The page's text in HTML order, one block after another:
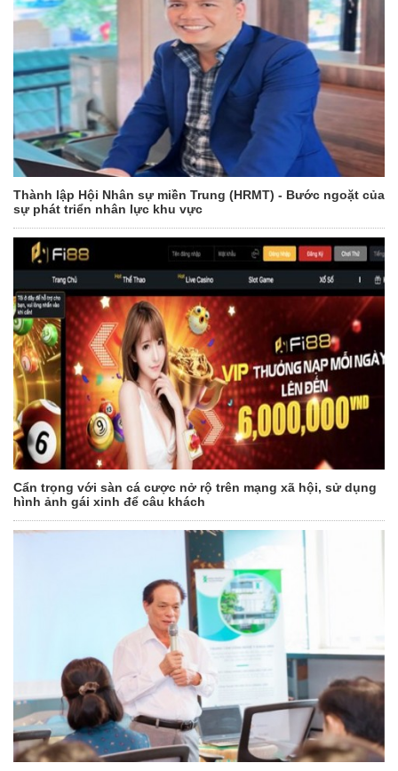
Thành lập Hội Nhân sự miền Trung (HRMT) - Bước ngoặt của
sự phát triển nhân lực khu vực
Cẩn trọng với sàn cá cược nở rộ trên mạng xã hội, sử dụng
hình ảnh gái xinh để câu khách